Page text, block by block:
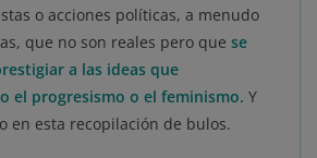
o acciones políticas, a menudo
que no son reales pero que se
a las ideas que
el progresismo o el feminismo. Y
en esta recopilación de bulos.